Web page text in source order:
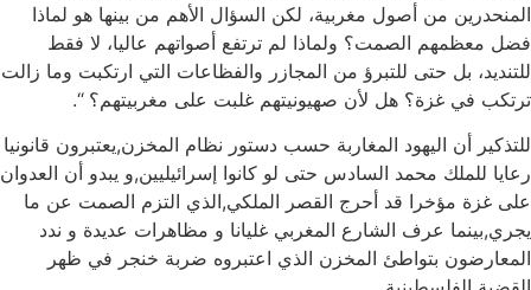
المنحدرين من أصول مغربية، لكن السؤال الأهم من بينها هو لماذا
فضل معظمهم الصمت؟ ولماذا لم ترتفع أصواتهم عاليا، لا فقط
للتنديد، بل حتى للتبرؤ من المجازر والفظاعات التي ارتكبت وما زالت
ترتكب في غزة؟ هل لأن صهيونيتهم غلبت على مغربيتهم؟ “.
للتذكير أن اليهود المغاربة حسب دستور نظام المخزن,يعتبرون قانونيا
رعايا للملك محمد السادس حتى لو كانوا إسرائيليين,و يبدو أن العدوان
على غزة مؤخرا قد أحرج القصر الملكي,الذي التزم الصمت عن ما
يجري,بينما عرف الشارع المغربي غليانا و مظاهرات عديدة و ندد
المعارضون بتواطئ المخزن الذي اعتبروه ضربة خنجر في ظهر